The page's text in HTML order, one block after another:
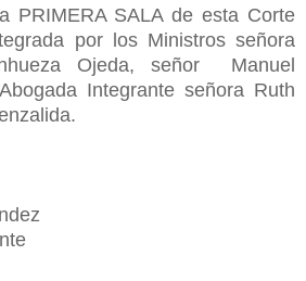
PRIMERA SALA de esta Corte
por los Ministros señora
Ojeda, señor Manuel
Integrante señora Ruth